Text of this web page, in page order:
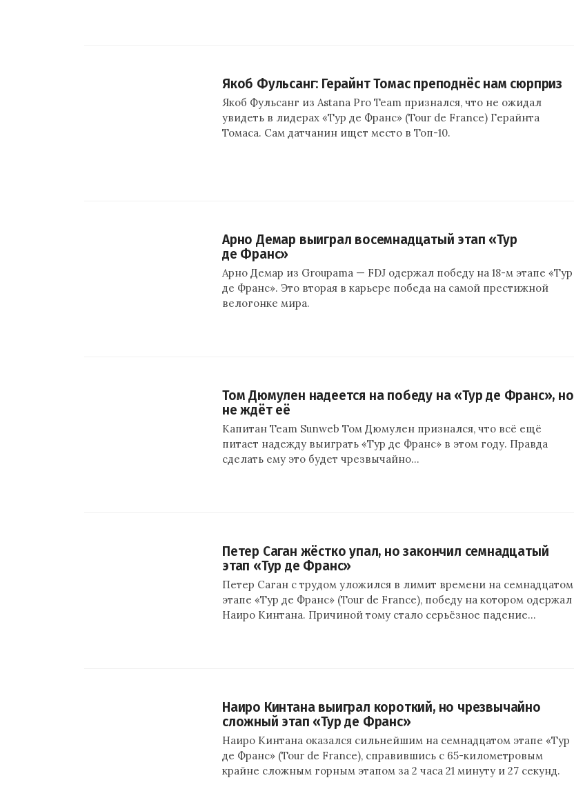
Якоб Фульсанг: Герайнт Томас преподнёс нам сюрприз
Якоб Фульсанг из Astana Pro Team признался, что не ожидал
увидеть в лидерах «Тур де Франс» (Tour de France) Герайнта
Томаса. Сам датчанин ищет место в Топ-10.
Арно Демар выиграл восемнадцатый этап «Тур
де Франс»
Арно Демар из Groupama — FDJ одержал победу на 18-м этапе «Тур
де Франс». Это вторая в карьере победа на самой престижной
велогонке мира.
Том Дюмулен надеется на победу на «Тур де Франс», но
не ждёт её
Капитан Team Sunweb Том Дюмулен признался, что всё ещё
питает надежду выиграть «Тур де Франс» в этом году. Правда
сделать ему это будет чрезвычайно…
Петер Саган жёстко упал, но закончил семнадцатый
этап «Тур де Франс»
Петер Саган с трудом уложился в лимит времени на семнадцатом
этапе «Тур де Франс» (Tour de France), победу на котором одержал
Наиро Кинтана. Причиной тому стало серьёзное падение…
Наиро Кинтана выиграл короткий, но чрезвычайно
сложный этап «Тур де Франс»
Наиро Кинтана оказался сильнейшим на семнадцатом этапе «Тур
де Франс» (Tour de France), справившись с 65-километровым
крайне сложным горным этапом за 2 часа 21 минуту и 27 секунд.